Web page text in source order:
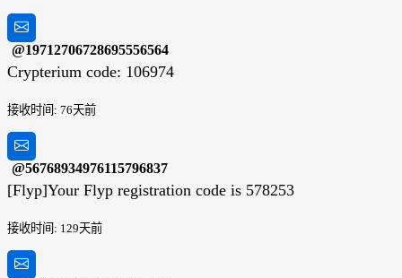
@19712706728695556564
Crypterium code: 106974
接收时间: 76天前
@56768934976115796837
[Flyp]Your Flyp registration code is 578253
接收时间: 129天前